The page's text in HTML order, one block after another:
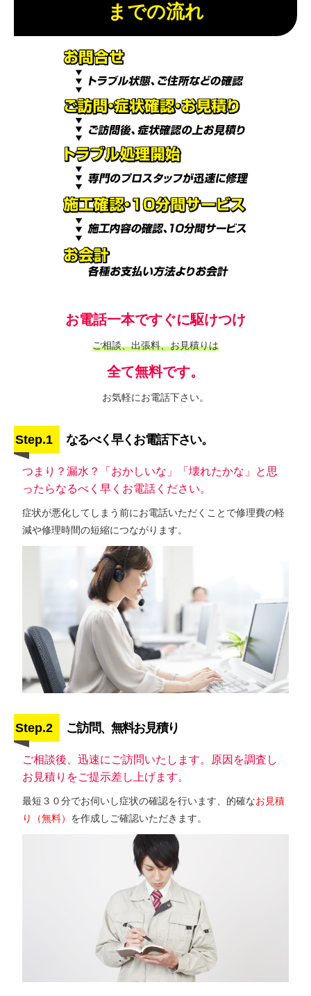
までの流れ
お電話一本ですぐに駆けつけ
ご相談、出張料、お見積りは
全て無料です。
お気軽にお電話下さい。
Step.1 なるべく早くお電話下さい。
つまり？漏水？「おかしいな」「壊れたかな」と思
ったらなるべく早くお電話ください。
症状が悪化してしまう前にお電話いただくことで修理費の軽
減や修理時間の短縮につながります。
Step.2 ご訪問、無料お見積り
ご相談後、迅速にご訪問いたします。原因を調査し
お見積りをご提示差し上げます。
最短３０分でお伺いし症状の確認を行います、的確なお見積
り（無料） を作成しご確認いただきます。